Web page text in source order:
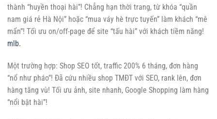
thành “huyền thoại hài”! Chẳng hạn thời trang, từ khóa “quần
nam giá rẻ Hà Nội” hoặc “mua váy hè trực tuyến” làm khách “mê
mẩn”! Tối ưu on/off-page để site “tấu hài” với khách tiềm năng!
mlb.
Một trường hợp: Shop SEO tốt, traffic 200% 6 tháng, đơn hàng
“nổ như pháo”! Đã cứu nhiều shop TMĐT với SEO, rank lên, đơn
hàng tăng vù! Tối ưu ảnh, site nhanh, Google Shopping làm hàng
“nổi bật hài”!